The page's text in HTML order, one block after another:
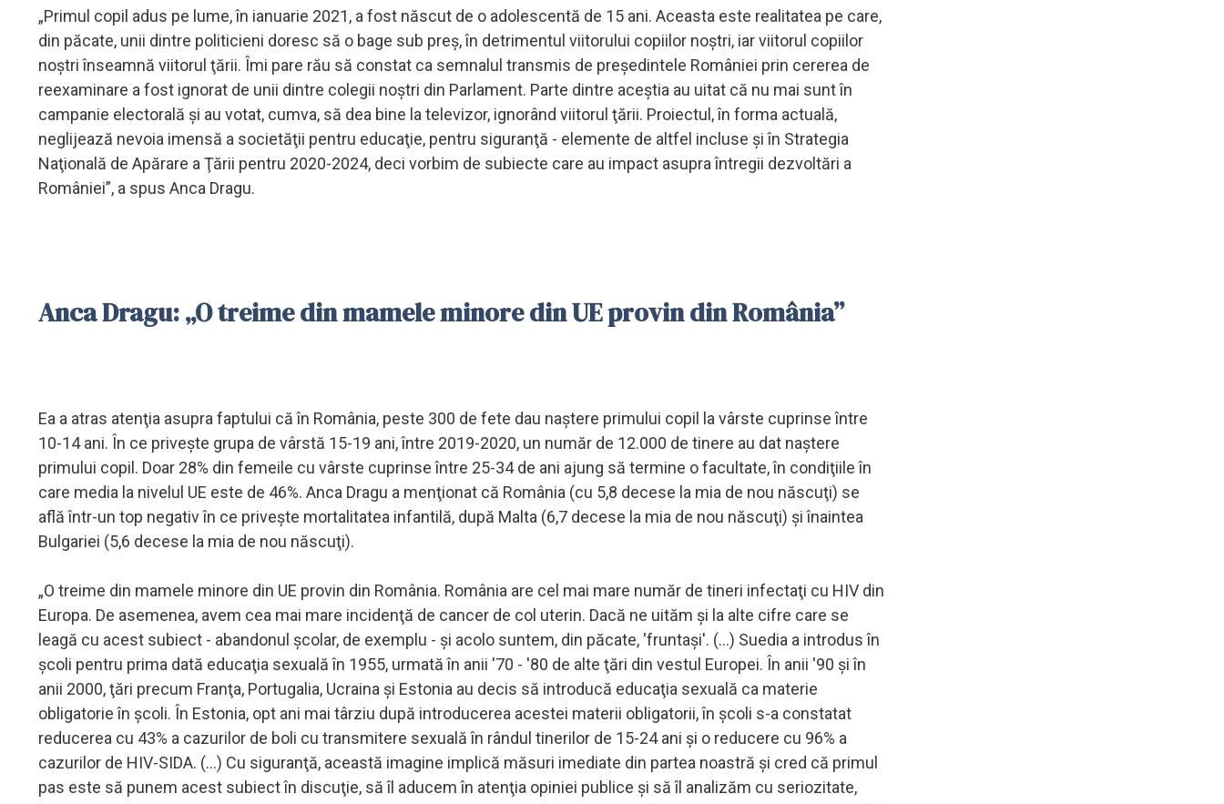
„Primul copil adus pe lume, în ianuarie 2021, a fost născut de o adolescentă de 15 ani. Aceasta este realitatea pe care,
din păcate, unii dintre politicieni doresc să o bage sub preş, în detrimentul viitorului copiilor noştri, iar viitorul copiilor
noştri înseamnă viitorul ţării. Îmi pare rău să constat ca semnalul transmis de preşedintele României prin cererea de
reexaminare a fost ignorat de unii dintre colegii noştri din Parlament. Parte dintre aceştia au uitat că nu mai sunt în
campanie electorală şi au votat, cumva, să dea bine la televizor, ignorând viitorul ţării. Proiectul, în forma actuală,
neglijează nevoia imensă a societăţii pentru educaţie, pentru siguranţă - elemente de altfel incluse şi în Strategia
Naţională de Apărare a Ţării pentru 2020-2024, deci vorbim de subiecte care au impact asupra întregii dezvoltări a
României”, a spus Anca Dragu.
Anca Dragu: „O treime din mamele minore din UE provin din România”
Ea a atras atenţia asupra faptului că în România, peste 300 de fete dau naştere primului copil la vârste cuprinse între
10-14 ani. În ce priveşte grupa de vârstă 15-19 ani, între 2019-2020, un număr de 12.000 de tinere au dat naştere
primului copil. Doar 28% din femeile cu vârste cuprinse între 25-34 de ani ajung să termine o facultate, în condiţiile în
care media la nivelul UE este de 46%. Anca Dragu a menţionat că România (cu 5,8 decese la mia de nou născuţi) se
află într-un top negativ în ce priveşte mortalitatea infantilă, după Malta (6,7 decese la mia de nou născuţi) şi înaintea
Bulgariei (5,6 decese la mia de nou născuţi).
„O treime din mamele minore din UE provin din România. România are cel mai mare număr de tineri infectaţi cu HIV din
Europa. De asemenea, avem cea mai mare incidenţă de cancer de col uterin. Dacă ne uităm şi la alte cifre care se
leagă cu acest subiect - abandonul şcolar, de exemplu - şi acolo suntem, din păcate, 'fruntaşi'. (...) Suedia a introdus în
şcoli pentru prima dată educaţia sexuală în 1955, urmată în anii '70 - '80 de alte ţări din vestul Europei. În anii '90 şi în
anii 2000, ţări precum Franţa, Portugalia, Ucraina şi Estonia au decis să introducă educaţia sexuală ca materie
obligatorie în şcoli. În Estonia, opt ani mai târziu după introducerea acestei materii obligatorii, în şcoli s-a constatat
reducerea cu 43% a cazurilor de boli cu transmitere sexuală în rândul tinerilor de 15-24 ani şi o reducere cu 96% a
cazurilor de HIV-SIDA. (...) Cu siguranţă, această imagine implică măsuri imediate din partea noastră şi cred că primul
pas este să punem acest subiect în discuţie, să îl aducem în atenţia opiniei publice şi să îl analizăm cu seriozitate,